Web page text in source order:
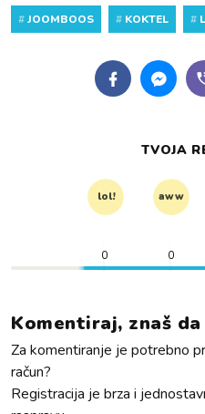
#JOOMBOOS # KOKTEL #
TVOJA
lol! aww
0 0
Komentiraj, znaš
Za komentiranje je potrebno
račun?
Registracija je brza i